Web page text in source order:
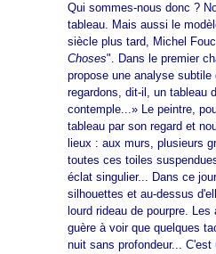
Qui sommes-nous donc ?
tableau. Mais aussi le
siècle plus tard, Michel
Choses". Dans le premier
propose une analyse
regardons, dit-il, un tableau
contemple...» Le peintre,
tableau par son regard et
lieux : aux murs, plusieurs
toutes ces toiles
éclat singulier... Dans ce
silhouettes et au-dessus
lourd rideau de pourpre.
guère à voir que quelques
nuit sans profondeur...